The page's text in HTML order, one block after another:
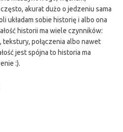
akurat dużo o jedzeniu sama
układam sobie historię i albo ona
historii ma wiele czynników:
tekstury, połączenia albo nawet
jest spójna to historia ma
:).